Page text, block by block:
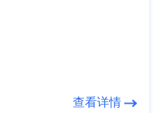
查看详情